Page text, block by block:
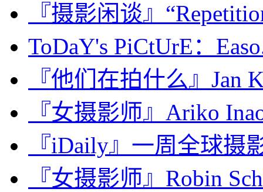
『摄影闲谈』
ToDaY's PiCtUrE：
『他们在拍什么』Jan
『女摄影师』Ariko
『iDaily』一周全球摄
『女摄影师』Robin